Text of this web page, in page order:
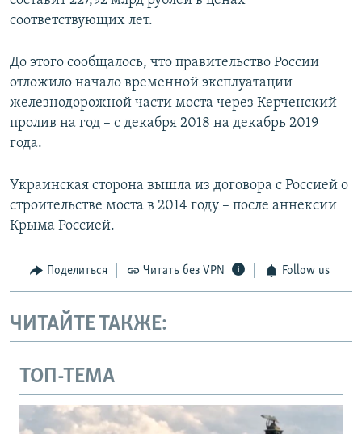
соответствующих лет.
До этого сообщалось, что правительство России
отложило начало временной эксплуатации
железнодорожной части моста через Керченский
пролив на год – с декабря 2018 на декабрь 2019
года.
Украинская сторона вышла из договора с Россией о
строительстве моста в 2014 году – после аннексии
Крыма Россией.
Поделиться Читать без VPN Follow us
ЧИТАЙТЕ ТАКЖЕ:
ТОП-ТЕМА